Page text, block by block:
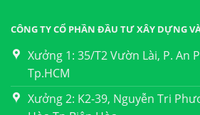
CÔNG TY CỔ PHẦN ĐẦU TƯ XÂY DỰNG
Xưởng 1: 35/T2 Vườn Lài, P. An
Tp.HCM
Xưởng 2: K2-39, Nguyễn Tri